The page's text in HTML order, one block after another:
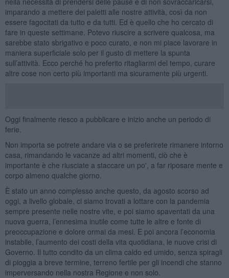
imparando a mettere dei paletti alle nostre attività, così da non
essere fagocitati da tutto e da tutti. Ed è quello che ho cercato di
fare in queste settimane. Potevo riuscire a scrivere qualcosa, ma
sarebbe stato sbrigativo e poco curato, e non mi piace lavorare in
maniera superficiale solo per il gusto di mettere la spunta
sull’attività. Ecco perché ho preferito ritagliarmi del tempo, curare
altre cose non certo più importanti ma sicuramente più urgenti.
Oggi finalmente riesco a pubblicare e inizio anche un periodo di
ferie.
Non importa se potrete andare via o se preferirete rimanere intorno
casa, rimandando le vacanze ad altri momenti, ciò che è
importante è che riusciate a staccare un po', a far riposare mente e
corpo almeno qualche giorno.
È stato un anno complesso anche questo, da agosto scorso ad
oggi, a livello globale, ci siamo trovati a lottare con la pandemia
sempre presente nelle nostre vite, e poi siamo spaventati da una
nuova guerra, l’ennesima inutile come tutte le altre e fonte di
preoccupazione e dolore ormai da mesi. E poi ancora l’economia
instabile, l’aumento dei costi della vita quotidiana, le nuove crisi di
Governo. Il tutto condito da un clima caldo ed umido, senza spiragli
di pioggia a breve termine, terreno fertile per gli incendi che stanno
imperversando nella nostra Regione e non solo.